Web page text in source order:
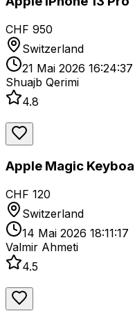
CHF 950
Switzerland
21 Mai 2026 16:24:37
Shuajb Qerimi
4.8
Apple Magic
CHF 120
Switzerland
14 Mai 2026 18:11:17
Valmir Ahmeti
4.5